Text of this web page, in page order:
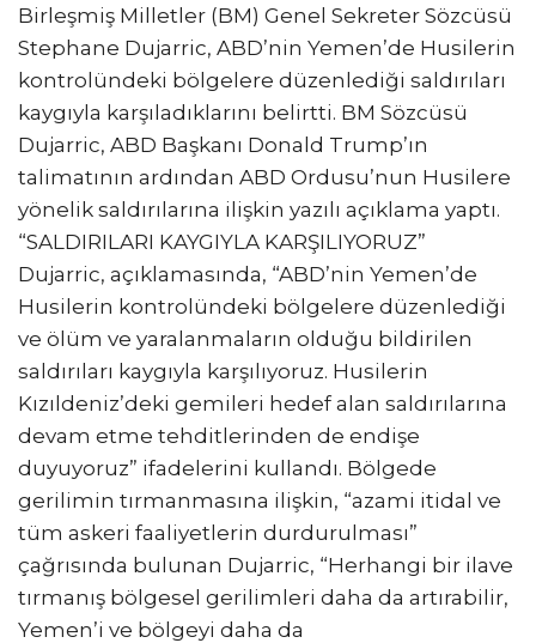
Birleşmiş Milletler (BM) Genel Sekreter Sözcüsü
Stephane Dujarric, ABD’nin Yemen’de Husilerin
kontrolündeki bölgelere düzenlediği saldırıları
kaygıyla karşıladıklarını belirtti. BM Sözcüsü
Dujarric, ABD Başkanı Donald Trump’ın
talimatının ardından ABD Ordusu’nun Husilere
yönelik saldırılarına ilişkin yazılı açıklama yaptı.
“SALDIRILARI KAYGIYLA KARŞILIYORUZ”
Dujarric, açıklamasında, “ABD’nin Yemen’de
Husilerin kontrolündeki bölgelere düzenlediği
ve ölüm ve yaralanmaların olduğu bildirilen
saldırıları kaygıyla karşılıyoruz. Husilerin
Kızıldeniz’deki gemileri hedef alan saldırılarına
devam etme tehditlerinden de endişe
duyuyoruz” ifadelerini kullandı. Bölgede
gerilimin tırmanmasına ilişkin, “azami itidal ve
tüm askeri faaliyetlerin durdurulması”
çağrısında bulunan Dujarric, “Herhangi bir ilave
tırmanış bölgesel gerilimleri daha da artırabilir,
Yemen’i ve bölgeyi daha da